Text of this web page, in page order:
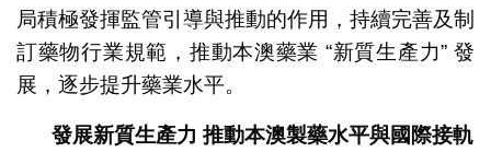
局積極發揮監管引導與推動的作用，持續完善及制
訂藥物行業規範，推動本澳藥業 “新質生產力” 發
展，逐步提升藥業水平。
發展新質生產力 推動本澳製藥水平與國際接軌